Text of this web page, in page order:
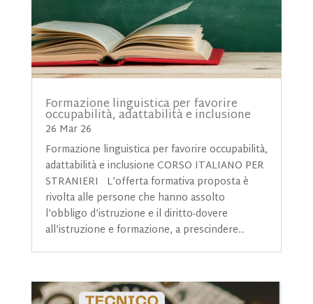
Formazione linguistica per favorire
occupabilità, adattabilità e inclusione
26 Mar 26
​Formazione linguistica per favorire occupabilità,
adattabilità e inclusione CORSO ITALIANO PER
STRANIERI L’offerta formativa proposta è
rivolta alle persone che hanno assolto
l’obbligo d’istruzione e il diritto-dovere
all’istruzione e formazione, a prescindere...